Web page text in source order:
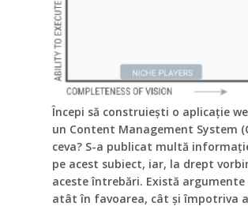
Începi să construiești o aplicație
un Content Management System
ceva? S-a publicat multă
pe acest subiect, iar, la drept
aceste întrebări. Există
atât în favoarea, cât și împotriva